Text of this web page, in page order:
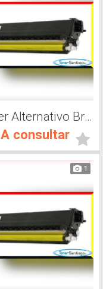
Toner Alternativo Brother TN 315Y, Impresora Láser
A consultar
1